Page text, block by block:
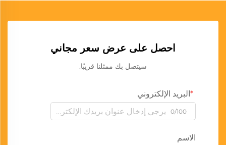
احصل على عرض سعر مجاني
سيتصل بك ممثلنا قريبًا.
البريد الإلكتروني
0/100
الاسم